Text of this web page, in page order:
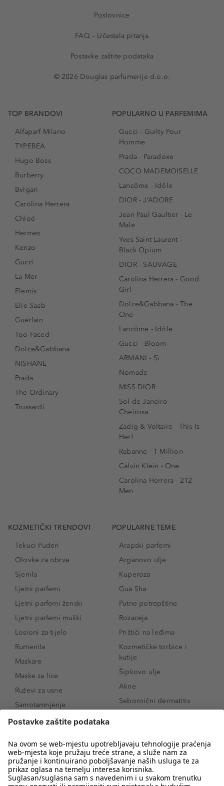
Poslovnice
FAQ – Učestala pitanja
Postavke zaštite podataka
© 2026 Douglas parfumerije d.o.o.
TOP BRANDOVI
Alfaparf Milano
TYPEBEA
Hugo Boss
Burberry
Bvlgari
Carolina Herrera
Chloé
Hermes
Kenzo
Gucci
La Mer
Elemis
Elie Saab
Guerlain
Too Faced
Dolce&Gabbana
NISHANE
Prada
The Ordinary
Trussardi
POPULARNO U PARFEMIMA
Gucci - Guilty Pour
Homme
Prada - Paradoxe
COCO MADEMOISELLE
Lancôme - Idôle
DIOR - J’ADORE
Jean Paul Gaultier - Le
Male
Yves Saint Laurent -
Black Opium
DIOR - SAUVAGE
Carolina Herrera - Good
Girl
Dolce&Gabbana - The
One
Lancôme - Idôle
Gucci - Bloom
ARMANI - Sì
Nomade
MISS DIOR
Sol de Janeiro -
Cheirosa
Zadig & Voltaire - This Is
Her!
Rabanne - 1 Million
Calvin Klein - One
Carolina Herrera - 212
Men
KOZMETIČKI TRENDOVI
Tekuci Puderi
Olovke za obrve
Sjenila
Ljetni parfemi
Ljetni parfemi ženski
Ljetni parfemi muški
Losioni za tijelo
Rumenila
Maskare
Maske za lice
Ruževi za usne
Samotamnjenje
Puderi
Proizvodi za obrve
Sunce i zaštita
Serumi za lice
POPULARNE TEME
Arapski parfemi
Arganovo ulje
Kuperoza
Gua Sha
Putne potrepštine
Rozaceja
Prištići na leđima
Kozmetičke torbice i
kutije
Šipkovo ulje
Akne
Seboroični dermatitis
Novo
Koji mi parfem
odgovara?
Kako našminkati oči da